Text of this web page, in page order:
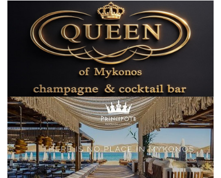
Local Elections 2023
Γλώσσα
Ελληνικά English